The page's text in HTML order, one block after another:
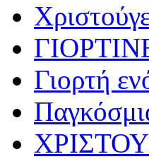
Γιορτή